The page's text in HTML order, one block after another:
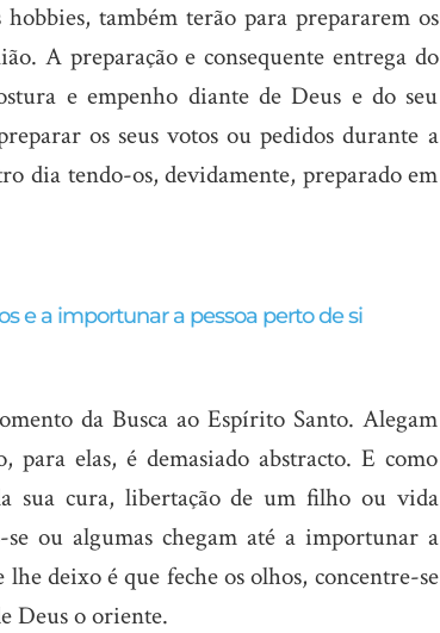
também terão para prepararem os
A preparação e consequente entrega do
e empenho diante de Deus e do seu
os seus votos ou pedidos durante a
dia tendo-os, devidamente, preparado em
e a importunar a pessoa perto de si
da Busca ao Espírito Santo. Alegam
elas, é demasiado abstracto. E como
sua cura, libertação de um filho ou vida
ou algumas chegam até a importunar a
deixo é que feche os olhos, concentre-se
Deus o oriente.